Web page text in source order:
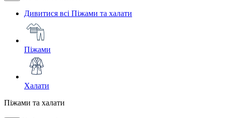
Дивитися всі Піжами та халати
Піжами
Халати
Піжами та халати